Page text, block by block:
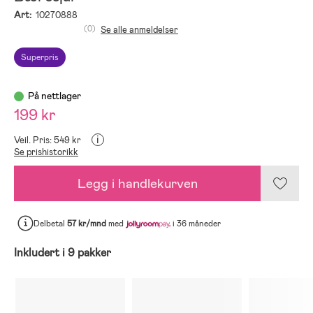
Art: 10270888
Superpris
(0) Se alle anmeldelser
På nettlager
199 kr
Veil. Pris: 549 kr i
Se prishistorikk
Legg i handlekurven
Delbetal 57 kr/mndmed i 36 måneder
Inkludert i 9 pakker